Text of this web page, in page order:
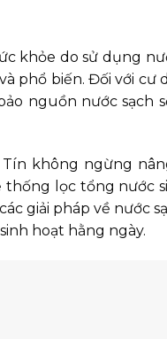
khỏe do sử dụng
phổ biến. Đối với cư
nguồn nước sạch
không ngừng
lọc tổng nước
giải pháp về nước
hoạt hằng ngày.